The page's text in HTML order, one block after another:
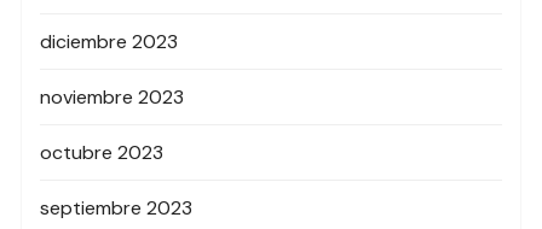
diciembre 2023
noviembre 2023
octubre 2023
septiembre 2023